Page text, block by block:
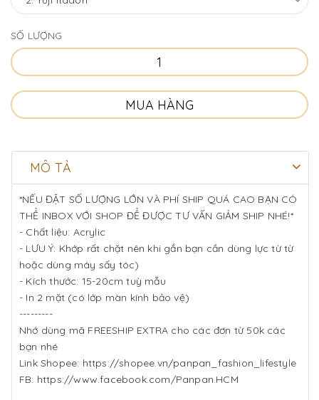
SỐ LƯỢNG
MUA HÀNG
MÔ TẢ
*NẾU ĐẶT SỐ LƯỢNG LỚN VÀ PHÍ SHIP QUÁ CAO BẠN CÓ
THỂ INBOX VỚI SHOP ĐỂ ĐƯỢC TƯ VẤN GIẢM SHIP NHÉ!*
- Chất liệu: Acrylic
- LƯU Ý: Khớp rất chặt nên khi gắn bạn cần dùng lực từ từ
hoặc dùng máy sấy tóc)
- Kích thước: 15-20cm tuỳ mẫu
- In 2 mặt (có lớp màn kính bảo vệ)
---------
Nhớ dùng mã FREESHIP EXTRA cho các đơn từ 50k các
bạn nhé
Link Shopee: https://shopee.vn/panpan_fashion_lifestyle
FB: https://www.facebook.com/Panpan.HCM